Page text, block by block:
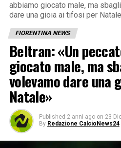
abbiamo giocato male, ma
dare una gioia ai tifosi per
FIORENTINA NEWS
Beltran: «Un
giocato male, ma
volevamo dare una
Natale»
Published 2 anni ago on 23
By Redazione CalcioNews24